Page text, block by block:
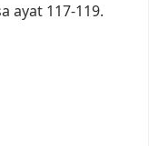
ayat 117-119.